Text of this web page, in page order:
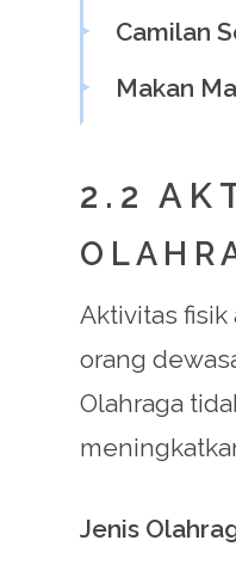
Camilan
Makan
2.2
Aktivitas
orang
Olahraga
Jenis